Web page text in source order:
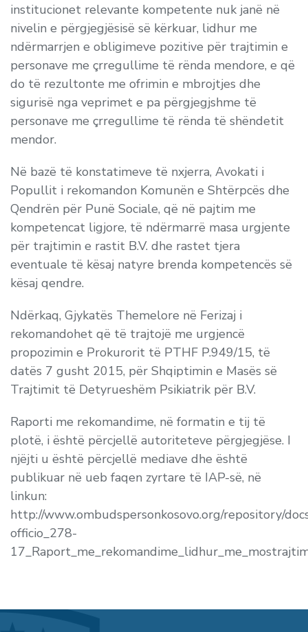
institucionet relevante kompetente nuk janë në
nivelin e përgjegjësisë së kërkuar, lidhur me
ndërmarrjen e obligimeve pozitive për trajtimin e
personave me çrregullime të rënda mendore, e që
do të rezultonte me ofrimin e mbrojtjes dhe
sigurisë nga veprimet e pa përgjegjshme të
personave me çrregullime të rënda të shëndetit
mendor.
Në bazë të konstatimeve të nxjerra, Avokati i
Popullit i rekomandon Komunën e Shtërpcës dhe
Qendrën për Punë Sociale, që në pajtim me
kompetencat ligjore, të ndërmarrë masa urgjente
për trajtimin e rastit B.V. dhe rastet tjera
eventuale të kësaj natyre brenda kompetencës së
kësaj qendre.
Ndërkaq, Gjykatës Themelore në Ferizaj i
rekomandohet që të trajtojë me urgjencë
propozimin e Prokurorit të PTHF P.949/15, të
datës 7 gusht 2015, për Shqiptimin e Masës së
Trajtimit të Detyrueshëm Psikiatrik për B.V.
Raporti me rekomandime, në formatin e tij të
plotë, i është përcjellë autoriteteve përgjegjëse. I
njëjti u është përcjellë mediave dhe është
publikuar në ueb faqen zyrtare të IAP-së, në
linkun:
http://www.ombudspersonkosovo.org/repository/
officio_278-